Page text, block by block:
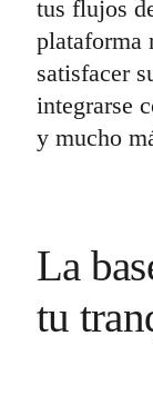
tus flujos
plataforma
satisfacer
integrarse
y mucho
La
tu